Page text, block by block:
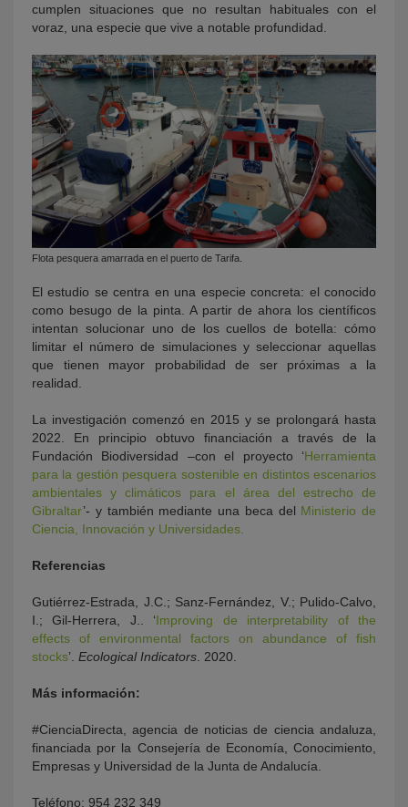
cumplen situaciones que no resultan habituales con el
voraz, una especie que vive a notable profundidad.
Flota pesquera amarrada en el puerto de Tarifa.
El estudio se centra en una especie concreta: el conocido
como besugo de la pinta. A partir de ahora los científicos
intentan solucionar uno de los cuellos de botella: cómo
limitar el número de simulaciones y seleccionar aquellas
que tienen mayor probabilidad de ser próximas a la
realidad.
La investigación comenzó en 2015 y se prolongará hasta
2022. En principio obtuvo financiación a través de la
Fundación Biodiversidad –con el proyecto ‘Herramienta
para la gestión pesquera sostenible en distintos escenarios
ambientales y climáticos para el área del estrecho de
Gibraltar’- y también mediante una beca del Ministerio de
Ciencia, Innovación y Universidades.
Referencias
Gutiérrez-Estrada, J.C.; Sanz-Fernández, V.; Pulido-Calvo,
I.; Gil-Herrera, J.. ‘Improving de interpretability of the
effects of environmental factors on abundance of fish
stocks’. Ecological Indicators. 2020.
Más información:
#CienciaDirecta, agencia de noticias de ciencia andaluza,
financiada por la Consejería de Economía, Conocimiento,
Empresas y Universidad de la Junta de Andalucía.
Teléfono: 954 232 349